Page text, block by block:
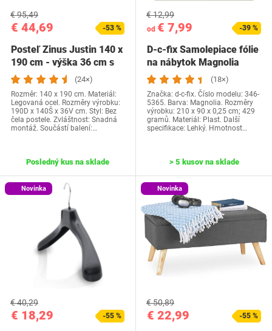
€ 44,69
€ 95,49
-53 %
Posteľ Zinus Justin 140 x
190 cm - výška 36 cm s
úložným…
(24×)
Rozměr: 140 x 190 cm. Materiál:
Legovaná ocel. Rozměry výrobku:
190D x 140Š x 36V cm. Styl: Bez
čela postele. Zvláštnost: Snadná
montáž. Součástí balení:…
Posledný kus na sklade
od € 7,99
€ 12,99
-39 %
D-c-fix Samolepiace fólie
na nábytok Magnolia
(18×)
Značka: d-c-fix. Číslo modelu: 346-
5365. Barva: Magnolia. Rozměry
výrobku: 210 x 90 x 0,25 cm; 429
gramů. Materiál: Plast. Další
specifikace: Lehký. Hmotnost…
> 5 kusov na sklade
Novinka
€ 18,29
€ 40,29
-55 %
Novinka
€ 22,99
€ 50,89
-55 %